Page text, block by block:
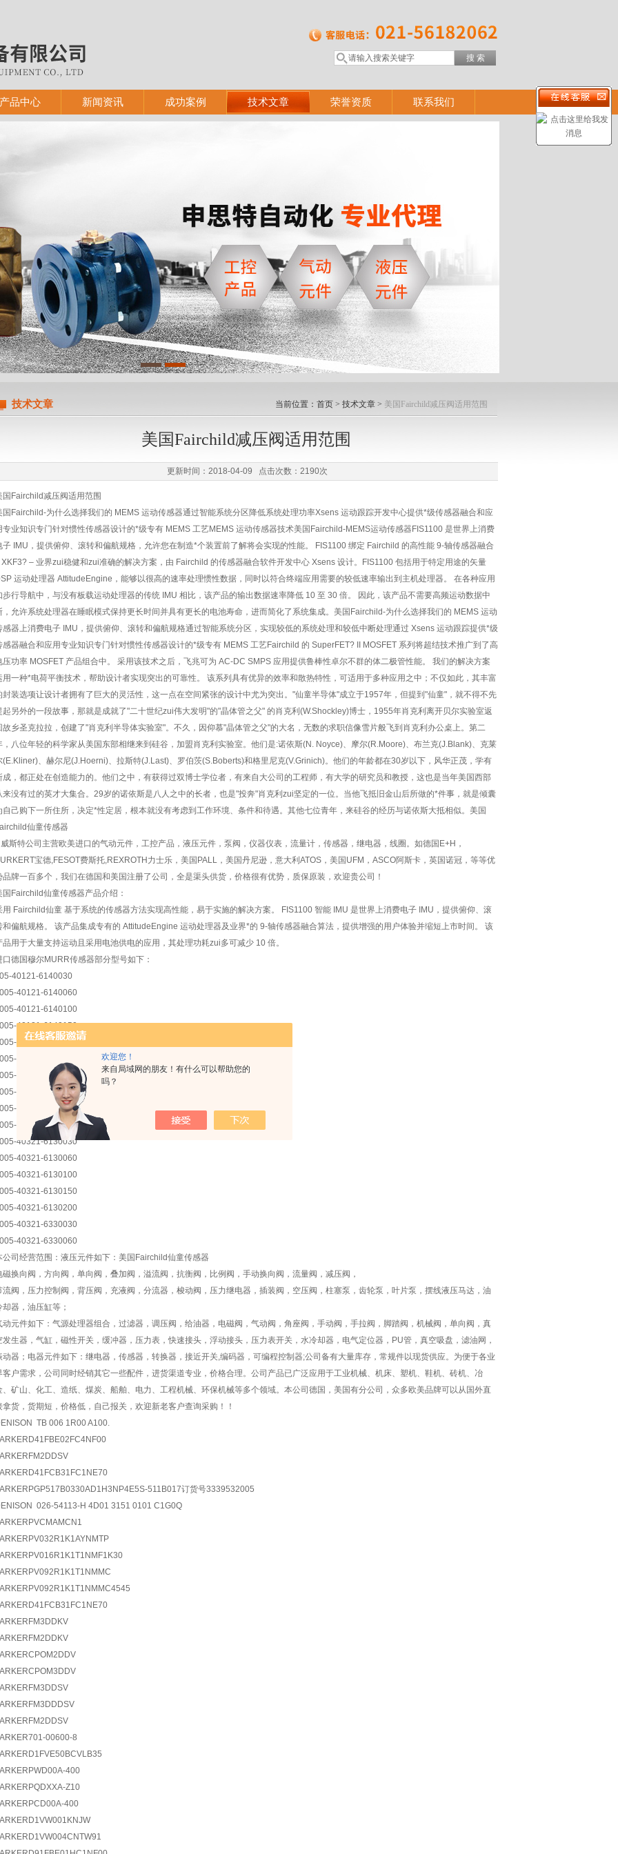
欢迎您！
来自局域网的朋友！有什么可以帮助您的
吗？
公司
产品中心 新闻资讯 成功案例 技术文章 荣誉资质 联系我们
1 2
技术文章 当前位置： 首页 > 技术文章 > 美国Fairchild减压阀适用范围
美国Fairchild减压阀适用范围
更新时间：2018-04-09 点击次数：2190次
国Fairchild减压阀适用范围
国Fairchild-为什么选择我们的 MEMS 运动传感器通过智能系统分区降低系统处理功率Xsens 运动跟踪开发中心提供*级传感器融合和应
专业知识专门针对惯性传感器设计的*级专有 MEMS 工艺MEMS 运动传感器技术美国Fairchild-MEMS运动传感器FIS1100 是世界上消费
子 IMU，提供俯仰、滚转和偏航规格，允许您在制造*个装置前了解将会实现的性能。 FIS1100 绑定 Fairchild 的高性能 9-轴传感器融合
– 业界zui稳健和zui准确的解决方案，由 Fairchild 的传感器融合软件开发中心 Xsens 设计。FIS1100 包括用于特定用途的矢量
运动处理器 AttitudeEngine，能够以很高的速率处理惯性数据，同时以符合终端应用需要的较低速率输出到主机处理器。 在各种应用
步行导航中，与没有板载运动处理器的传统 IMU 相比，该产品的输出数据速率降低 10 至 30 倍。 因此，该产品不需要高频运动数据中
，允许系统处理器在睡眠模式保持更长时间并具有更长的电池寿命，进而简化了系统集成。美国Fairchild-为什么选择我们的 MEMS 运动
感器上消费电子 IMU，提供俯仰、滚转和偏航规格通过智能系统分区，实现较低的系统处理和较低中断处理通过 Xsens 运动跟踪提供*级
感器融合和应用专业知识专门针对惯性传感器设计的*级专有 MEMS 工艺Fairchild 的 SuperFET? II MOSFET 系列将超结技术推广到了高
压功率 MOSFET 产品组合中。 采用该技术之后，飞兆可为 AC-DC SMPS 应用提供鲁棒性卓尔不群的体二极管性能。 我们的解决方案
用一种*电荷平衡技术，帮助设计者实现突出的可靠性。 该系列具有优异的效率和散热特性，可适用于多种应用之中；不仅如此，其丰富
封装选项让设计者拥有了巨大的灵活性，这一点在空间紧张的设计中尤为突出。"仙童半导体"成立于1957年，但提到"仙童"，就不得不先
起另外的一段故事，那就是成就了"二十世纪zui伟大发明"的"晶体管之父" 的肖克利(W.Shockley)博士，1955年肖克利离开贝尔实验室返
故乡圣克拉拉，创建了"肖克利半导体实验室"。不久，因仰慕"晶体管之父"的大名，无数的求职信像雪片般飞到肖克利办公桌上。第二
，八位年轻的科学家从美国东部相继来到硅谷，加盟肖克利实验室。他们是:诺依斯(N. Noyce)、摩尔(R.Moore)、布兰克(J.Blank)、克莱
(E.Kliner)、赫尔尼(J.Hoerni)、拉斯特(J.Last)、罗伯茨(S.Boberts)和格里尼克(V.Grinich)。他们的年龄都在30岁以下，风华正茂，学有
成，都正处在创造能力的。他们之中，有获得过双博士学位者，有来自大公司的工程师，有大学的研究员和教授，这也是当年美国西部
来没有过的英才大集合。29岁的诺依斯是八人之中的长者，也是"投奔"肖克利zui坚定的一位。当他飞抵旧金山后所做的*件事，就是倾囊
自己购下一所住所，决定*性定居，根本就没有考虑到工作环境、条件和待遇。其他七位青年，来硅谷的经历与诺依斯大抵相似。美国
仙童传感器
威斯特公司主营欧美进口的气动元件，工控产品，液压元件，泵阀，仪器仪表，流量计，传感器，继电器，线圈。如德国E+H，
宝德,FESOT费斯托,REXROTH力士乐，美国PALL，美国丹尼逊，意大利ATOS，美国UFM，ASCO阿斯卡，英国诺冠，等等优
品牌一百多个，我们在德国和美国注册了公司，全是渠头供货，价格很有优势，质保原装，欢迎贵公司！
国Fairchild仙童传感器产品介绍：
用 Fairchild仙童 基于系统的传感器方法实现高性能，易于实施的解决方案。 FIS1100 智能 IMU 是世界上消费电子 IMU，提供俯仰、滚
和偏航规格。 该产品集成专有的 AttitudeEngine 运动处理器及业界*的 9-轴传感器融合算法，提供增强的用户体验并缩短上市时间。 该
品用于大量支持运动且采用电池供电的应用，其处理功耗zui多可减少 10 倍。
口德国穆尔MURR传感器部分型号如下：
40121-6140030
40121-6140060
40121-6140100
40121-6140150
40121-6140200
40121-6340030
40121-6340060
40121-6340100
40121-6340150
40121-6340200
40321-6130030
40321-6130060
40321-6130100
40321-6130150
40321-6130200
40321-6330030
40321-6330060
公司经营范围：液压元件如下：美国Fairchild仙童传感器
磁换向阀，方向阀，单向阀，叠加阀，溢流阀，抗衡阀，比例阀，手动换向阀，流量阀，减压阀，
流阀，压力控制阀，背压阀，充液阀，分流器，梭动阀，压力继电器，插装阀，空压阀，柱塞泵，齿轮泵，叶片泵，摆线液压马达，油
却器，油压缸等；
动元件如下：气源处理器组合，过滤器，调压阀，给油器，电磁阀，气动阀，角座阀，手动阀，手拉阀，脚踏阀，机械阀，单向阀，真
发生器，气缸，磁性开关，缓冲器，压力表，快速接头，浮动接头，压力表开关，水冷却器，电气定位器，PU管，真空吸盘，滤油网，
动器；电器元件如下：继电器，传感器，转换器，接近开关,编码器，可编程控制器;公司备有大量库存，常规件以现货供应。为便于各业
客户需求，公司同时经销其它一些配件，进货渠道专业，价格合理。公司产品已广泛应用于工业机械、机床、塑机、鞋机、砖机、冶
、矿山、化工、造纸、煤炭、船舶、电力、工程机械、环保机械等多个领域。本公司德国，美国有分公司，众多欧美品牌可以从国外直
拿货，货期短，价格低，自己报关，欢迎新老客户查询采购！！
TB 006 1R00 A100.
511B017订货号3339532005
026-54113-H 4D01 3151 0101 C1G0Q
00600-8
400
Z10
400